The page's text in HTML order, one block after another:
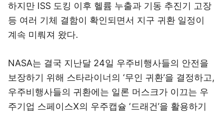
하지만 ISS 도킹 이후 헬륨 누출과 기동 추진기 고장
등 여러 기체 결함이 확인되면서 지구 귀환 일정이
계속 미뤄져 왔다.
NASA는 결국 지난달 24일 우주비행사들의 안전을
보장하기 위해 스타라이너의 ‘무인 귀환’을 결정하고,
우주비행사들의 귀환에는 일론 머스크가 이끄는 우
주기업 스페이스X의 우주캡슐 ‘드래건’을 활용하기